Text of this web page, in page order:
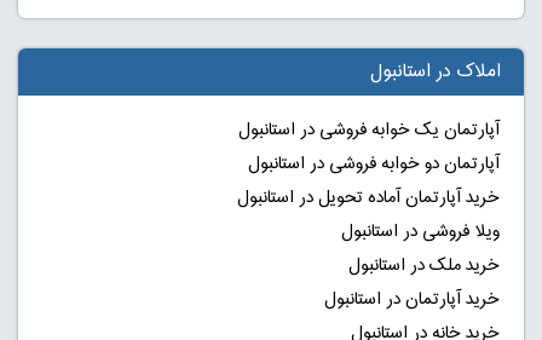
املاک در استانبول
آپارتمان یک خوابه فروشی در استانبول
آپارتمان دو خوابه فروشی در استانبول
خرید آپارتمان آماده تحویل در استانبول
ویلا فروشی در استانبول
خرید ملک در استانبول
خرید آپارتمان در استانبول